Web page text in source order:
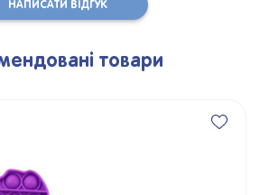
НАПИСАТИ ВІДГУК
товари